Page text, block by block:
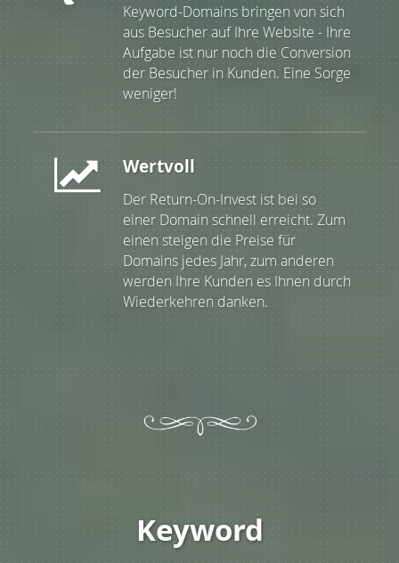
Keyword-Domains bringen von sich
aus Besucher auf Ihre Website - Ihre
Aufgabe ist nur noch die Conversion
der Besucher in Kunden. Eine Sorge
weniger!
Wertvoll
Der Return-On-Invest ist bei so
einer Domain schnell erreicht. Zum
einen steigen die Preise für
Domains jedes Jahr, zum anderen
werden Ihre Kunden es Ihnen durch
Wiederkehren danken.
Keyword